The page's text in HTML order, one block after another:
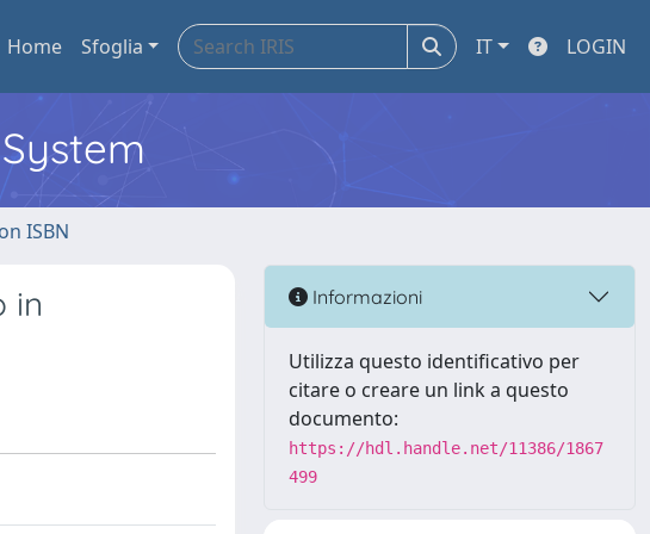
Home Sfoglia IT LOGIN
ISBN
in
Informazioni
Utilizza questo identificativo per
citare o creare un link a questo
documento:
https://hdl.handle.net/11386/1867
499